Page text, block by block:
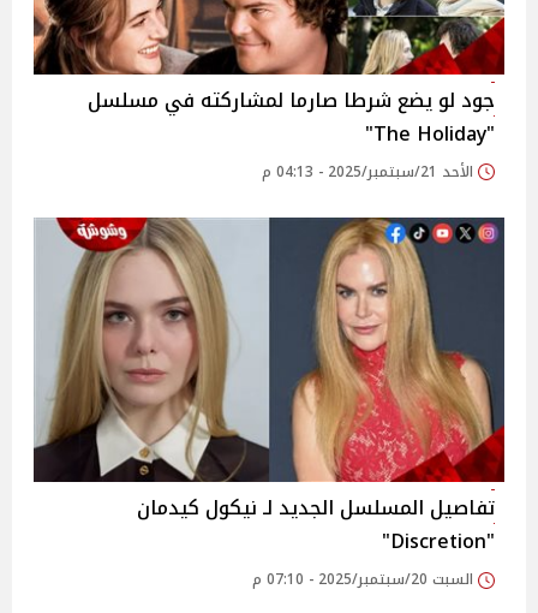
جود لو يضع شرطا صارما لمشاركته في مسلسل
"The Holiday"
الأحد 21/سبتمبر/2025 - 04:13 م
تفاصيل المسلسل الجديد لـ نيكول كيدمان
"Discretion"
السبت 20/سبتمبر/2025 - 07:10 م